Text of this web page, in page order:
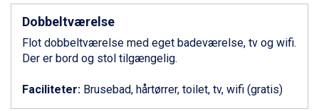
Wagrain fra DKK 4.645
Ischgl fra DKK 7.095
Fieberbrunn fra DKK 6.145
St. Anton fra DKK 7.245
Livigno fra DKK 4.145
Dobbeltværelse
Flot dobbeltværelse med eget badeværelse, tv og wifi.
Der er bord og stol tilgængelig.
Faciliteter: Brusebad, hårtørrer, toilet, tv, wifi (gratis)